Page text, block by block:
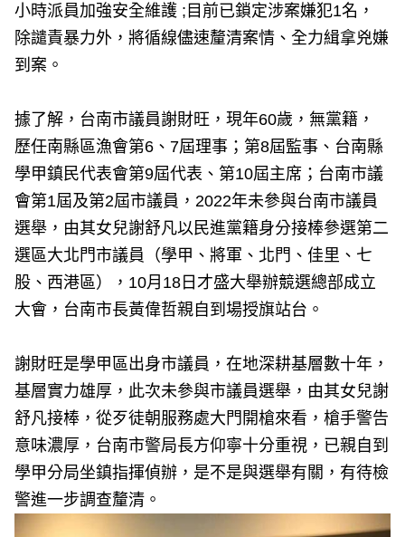
小時派員加強安全維護 ;目前已鎖定涉案嫌犯1名，
除譴責暴力外，將循線儘速釐清案情、全力緝拿兇嫌
到案。
據了解，台南市議員謝財旺，現年60歲，無黨籍，
歷任南縣區漁會第6、7屆理事；第8屆監事、台南縣
學甲鎮民代表會第9屆代表、第10屆主席；台南市議
會第1屆及第2屆市議員，2022年未參與台南市議員
選舉，由其女兒謝舒凡以民進黨籍身分接棒參選第二
選區大北門市議員（學甲、將軍、北門、佳里、七
股、西港區），10月18日才盛大舉辦競選總部成立
大會，台南市長黃偉哲親自到場授旗站台。
謝財旺是學甲區出身市議員，在地深耕基層數十年，
基層實力雄厚，此次未參與市議員選舉，由其女兒謝
舒凡接棒，從歹徒朝服務處大門開槍來看，槍手警告
意味濃厚，台南市警局長方仰寧十分重視，已親自到
學甲分局坐鎮指揮偵辦，是不是與選舉有關，有待檢
警進一步調查釐清。